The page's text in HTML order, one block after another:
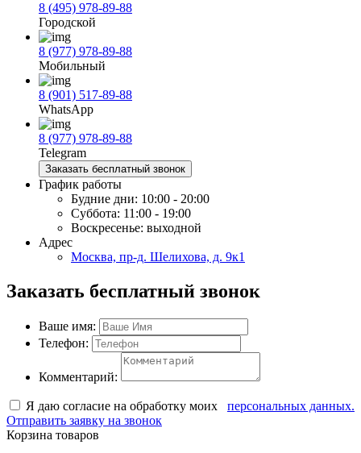
8 (495) 978-89-88
Городской
8 (977) 978-89-88
Мобильный
8 (901) 517-89-88
WhatsApp
8 (977) 978-89-88
Telegram
Заказать бесплатный звонок
График работы
Будние дни: 10:00 - 20:00
Суббота: 11:00 - 19:00
Воскресенье: выходной
Адрес
Москва, пр-д. Шелихова, д. 9к1
Заказать бесплатный звонок
Ваше имя:
Телефон:
Комментарий:
Я даю согласие на обработку моих
персональных данных.
Отправить заявку на звонок
Корзина товаров